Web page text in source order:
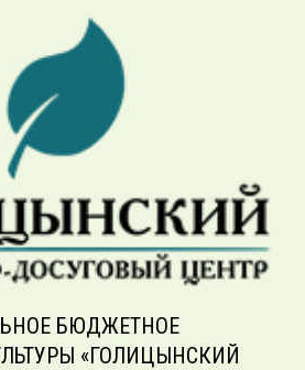
БЮДЖЕТНОЕ
«ГОЛИЦЫНСКИЙ